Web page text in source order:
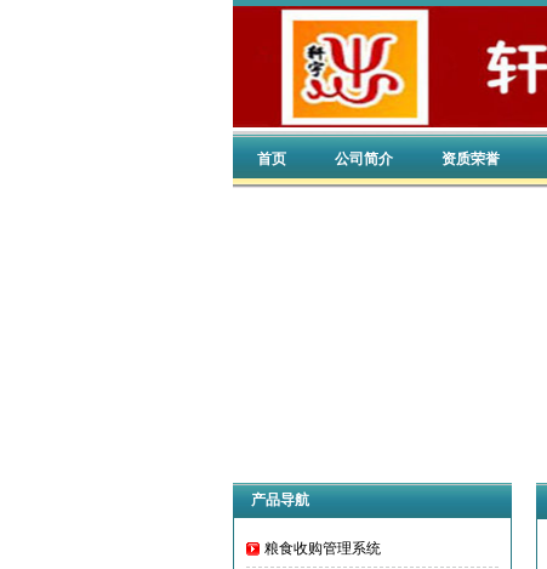
首页 公司简介 资质荣誉
产品导航
粮食收购管理系统